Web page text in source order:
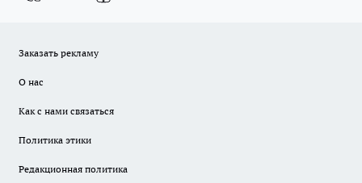
Заказать рекламу
О нас
Как с нами связаться
Политика этики
Редакционная политика